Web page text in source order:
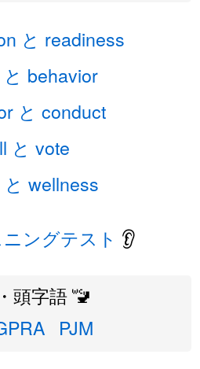
と readiness
behavior
と conduct
と vote
wellness
ングテスト 👂
頭字語 🚾
PJM